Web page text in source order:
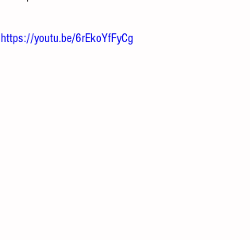
https://youtu.be/6rEkoYfFyCg